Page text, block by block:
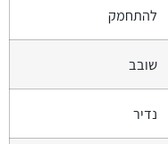
להתחמק
שובב
נדיר